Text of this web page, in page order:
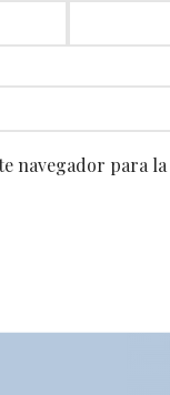
navegador para